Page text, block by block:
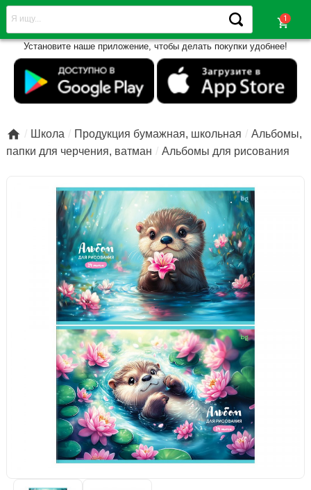
shopping_cart
Установите наше приложение, чтобы делать покупки удобнее!
 Школа Продукция бумажная, школьная
Альбомы,
папки для черчения, ватман
Альбомы для рисования